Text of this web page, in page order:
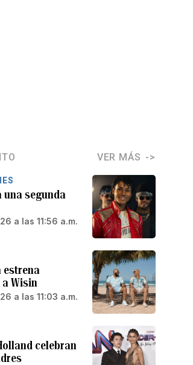
VER MÁS
una segunda
a las 11:56 a.m.
estrena
a Wisin
a las 11:03 a.m.
celebran